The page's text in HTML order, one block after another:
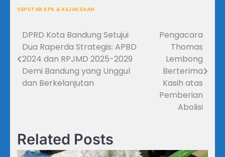
SEPUTAR KPK & KEJAKSAAN
Navigasi
pos
DPRD Kota Bandung Setujui
Dua Raperda Strategis: APBD
2024 dan RPJMD 2025-2029
Demi Bandung yang Unggul
dan Berkelanjutan
Pengacara
Thomas
Lembong
Berterima
Kasih atas
Pemberian
Abolisi
Related Posts